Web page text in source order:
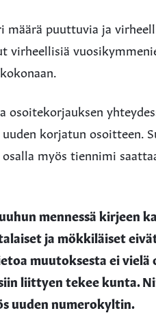
määrä puuttuvia ja
osoitekorjauksen
korjatun osoitteen.
myös tiennimi
mennessä kirjeen
ja mökkiläiset
muutoksesta ei vielä
liittyen tekee kunta.
uuden numerokyltin.